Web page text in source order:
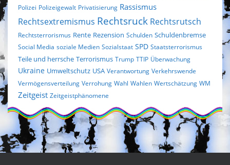
Polizei Polizeigewalt Privatisierung Rassismus
Rechtsextremismus Rechtsruck Rechtsrutsch
Rechtsterrorismus Rente Rezension Schulden Schuldenbremse
Social Media soziale Medien Sozialstaat SPD Staatsterrorismus
Teile und herrsche Terrorismus Trump TTIP Überwachung
Ukraine Umweltschutz USA Verantwortung Verkehrswende
Vermögensverteilung Verrohung Wahl Wahlen Wertschätzung WM
Zeitgeist Zeitgeistphänomene